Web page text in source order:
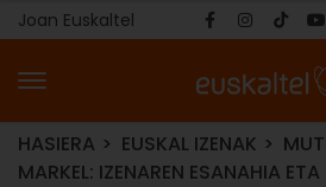
Joan Euskaltel
HASIERA EUSKAL IZENAK
MARKEL: IZENAREN ESANAHIA